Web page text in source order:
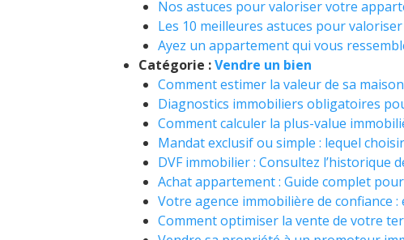
Nos astuces pour valoriser votre
Les 10 meilleures astuces pour
Ayez un appartement qui vous
Catégorie :Vendre un bien
Comment estimer la valeur de sa
Diagnostics immobiliers obligatoires
Comment calculer la plus-value
Mandat exclusif ou simple : lequel
DVF immobilier : Consultez l’historique
Achat appartement : Guide complet
Votre agence immobilière de confiance
Comment optimiser la vente de votre